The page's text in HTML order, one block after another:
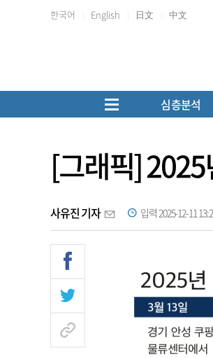
한국어 English 日文 中文
심층분석
[그래픽] 2025
사유진 기자 입력 2025-12-11